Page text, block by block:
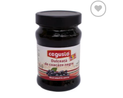
❤ Pune în Wishlist